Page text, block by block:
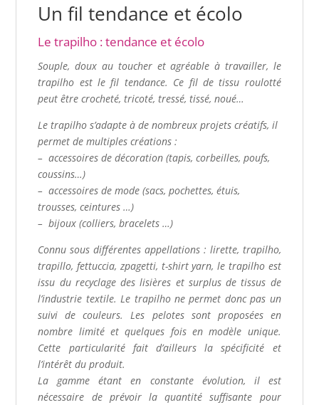
Un fil tendance et écolo
Le trapilho : tendance et écolo
Souple, doux au toucher et agréable à travailler, le
trapilho est le fil tendance. Ce fil de tissu roulotté
peut être crocheté, tricoté, tressé, tissé, noué…
Le trapilho s’adapte à de nombreux projets créatifs, il
permet de multiples créations :
– accessoires de décoration (tapis, corbeilles, poufs,
coussins…)
– accessoires de mode (sacs, pochettes, étuis,
trousses, ceintures …)
– bijoux (colliers, bracelets …)
Connu sous différentes appellations : lirette, trapilho,
trapillo, fettuccia, zpagetti, t-shirt yarn, le trapilho est
issu du recyclage des lisières et surplus de tissus de
l’industrie textile. Le trapilho ne permet donc pas un
suivi de couleurs. Les pelotes sont proposées en
nombre limité et quelques fois en modèle unique.
Cette particularité fait d’ailleurs la spécificité et
l’intérêt du produit.
La gamme étant en constante évolution, il est
nécessaire de prévoir la quantité suffisante pour